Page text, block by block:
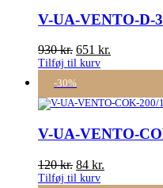
V-UA-VENTO-D-
930kr. 651 kr.
Tilføj til kurv
-30%
V-UA-VENTO-
120kr. 84 kr.
Tilføj til kurv